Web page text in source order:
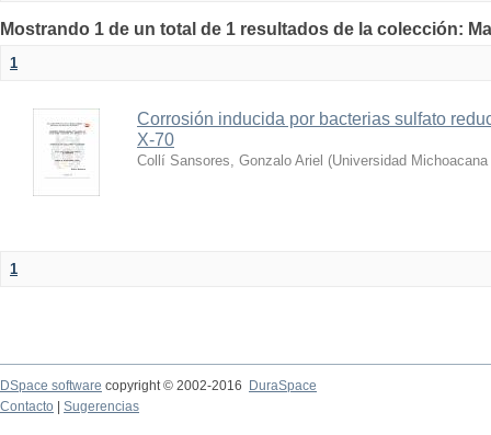
Mostrando 1 de un total de 1 resultados de la colección:
1
Corrosión inducida por bacterias sulfato
X-70
Collí Sansores, Gonzalo Ariel (Universidad
1
DSpace software copyright © 2002-2016
DuraSpace
Contacto
Sugerencias